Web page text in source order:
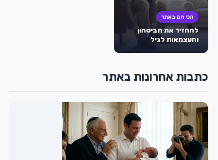
הכי חם באתר
להחזיר את הביטחון
והעצמאות לגיל
למבוגרים
כתבות אחרונות באתר